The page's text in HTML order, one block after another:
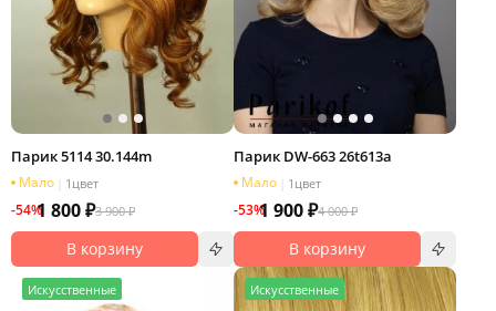
Парик 5114 30.144m
Мало 1 цвет
-54%1 800 ₽3 900 ₽
В корзину
Парик DW-663 26t613a
Мало 1 цвет
-53%1 900 ₽4 000 ₽
В корзину
Искусственные Искусственные